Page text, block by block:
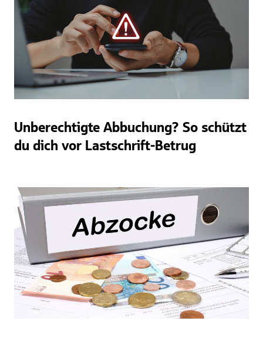
Unberechtigte Abbuchung? So schützt
du dich vor Lastschrift-Betrug